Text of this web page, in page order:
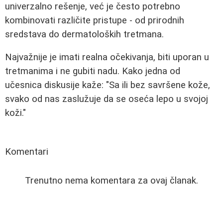
univerzalno rešenje, već je često potrebno
kombinovati različite pristupe - od prirodnih
sredstava do dermatoloških tretmana.
Najvažnije je imati realna očekivanja, biti uporan u
tretmanima i ne gubiti nadu. Kako jedna od
učesnica diskusije kaže: "Sa ili bez savršene kože,
svako od nas zaslužuje da se oseća lepo u svojoj
koži."
Komentari
Trenutno nema komentara za ovaj članak.